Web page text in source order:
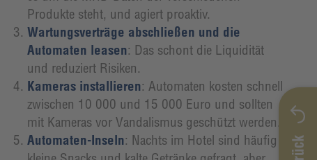
Produkte steht, und agiert proaktiv.
Wartungsverträge abschließen und die
Automaten leasen: Das schont die Liquidität
und reduziert Risiken.
Kameras installieren: Automaten kosten schnell
zwischen 10 000 und 15 000 Euro und sollten
mit Kameras vor Vandalismus geschützt werden.
Automaten-Inseln: Nachts im Hotel sind häufig